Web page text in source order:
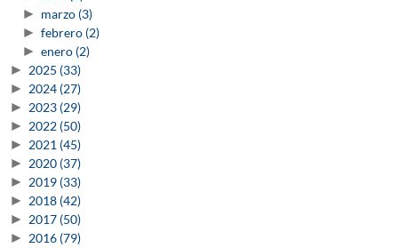
► marzo (3)
► febrero (2)
► enero (2)
► 2025 (33)
► 2024 (27)
► 2023 (29)
► 2022 (50)
► 2021 (45)
► 2020 (37)
► 2019 (33)
► 2018 (42)
► 2017 (50)
► 2016 (79)